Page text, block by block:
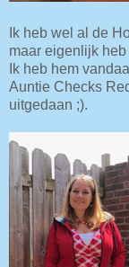
Ik heb wel al de
maar eigenlijk
Ik heb hem
Auntie Checks
uitgedaan ;).